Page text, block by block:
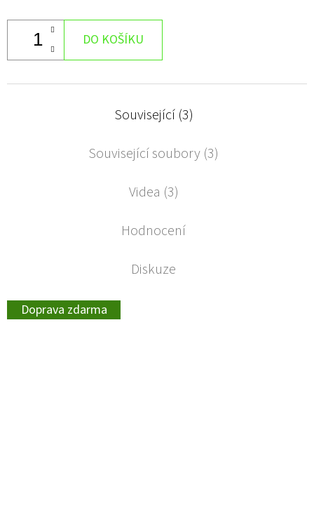
DO KOŠÍKU
Související (3)
Související soubory (3)
Videa (3)
Hodnocení
Diskuze
Doprava zdarma